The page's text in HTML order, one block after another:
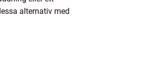
alternativ med